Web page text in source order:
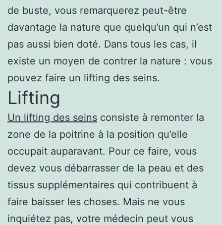
de buste, vous remarquerez peut-être
davantage la nature que quelqu’un qui n’est
pas aussi bien doté. Dans tous les cas, il
existe un moyen de contrer la nature : vous
pouvez faire un lifting des seins.
Lifting
Un lifting des seins consiste à remonter la
zone de la poitrine à la position qu’elle
occupait auparavant. Pour ce faire, vous
devez vous débarrasser de la peau et des
tissus supplémentaires qui contribuent à
faire baisser les choses. Mais ne vous
inquiétez pas, votre médecin peut vous